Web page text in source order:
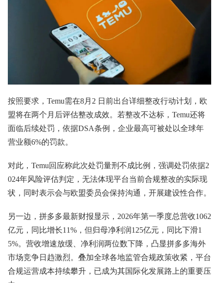
按照要求，Temu需在8月2 日前出台详细整改行动计划，欧
盟将在两个月后评估整改成效。若整改不达标，Temu还将
面临后续处罚，依据DSA条例，企业最高可被处以全球年
营业额6%的罚款。
对此，Temu回应称此次处罚量刑不成比例，强调处罚依据2
024年风险评估判定，无法体现平台当前合规整改的实际现
状，同时表示会与欧盟委员会保持沟通，开展建设性合作。
另一边，拼多多最新财报显示，2026年第一季度总营收1062
亿元，同比增长11%，但归母净利润125亿元，同比下滑1
5%。营收增速放缓、净利润两位数下降，凸显拼多多海外
市场竞争日趋激烈。叠加全球各地监管合规政策收紧，平台
合规运营成本持续攀升，已成为其国际化发展路上的重要压